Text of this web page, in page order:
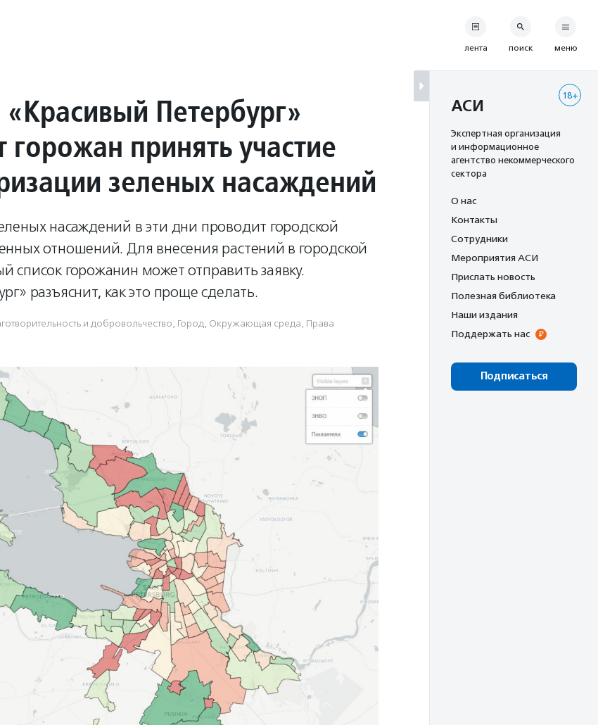
Петербург»
горожан принять участие
зеленых насаждений
насаждений в эти дни проводит городской
отношений. Для внесения растений в городской
список горожанин может отправить заявку.
разъяснит, как это проще сделать.
и доброволь­чест­во, Город, Окружающая среда, Права
лента поиск меню
18+
АСИ
Экспертная организация
и информационное
агентство некоммерческого
сектора
О нас
Контакты
Сотрудники
Мероприятия АСИ
Прислать новость
Полезная библиотека
Наши издания
Поддержать нас
Подписаться